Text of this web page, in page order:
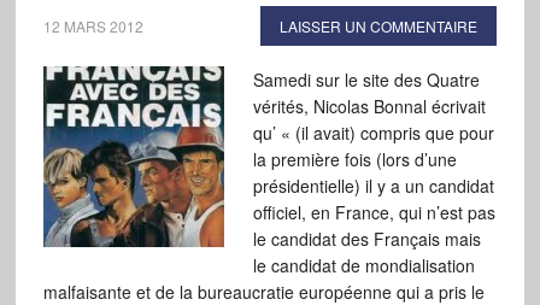
12 MARS 2012 LAISSER UN COMMENTAIRE
Samedi sur le site des Quatre
vérités, Nicolas Bonnal écrivait
qu’ « (il avait) compris que pour
la première fois (lors d’une
présidentielle) il y a un candidat
officiel, en France, qui n’est pas
le candidat des Français mais
le candidat de mondialisation
malfaisante et de la bureaucratie européenne qui a pris le